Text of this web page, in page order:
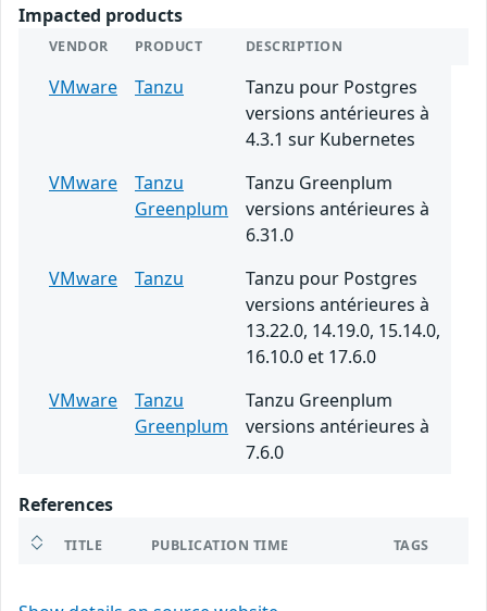
Impacted products
VENDOR PRODUCT DESCRIPTION
VMware Tanzu
Tanzu pour Postgres
versions antérieures à
4.3.1 sur Kubernetes
VMware
Tanzu
Greenplum
Tanzu Greenplum
versions antérieures à
6.31.0
VMware
Tanzu
Tanzu pour Postgres
versions antérieures à
13.22.0, 14.19.0, 15.14.0,
16.10.0 et 17.6.0
VMware
Tanzu
Greenplum
Tanzu Greenplum
versions antérieures à
7.6.0
References
TITLE PUBLICATION TIME TAGS